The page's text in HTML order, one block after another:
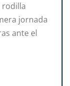
rodilla
jornada
ante el